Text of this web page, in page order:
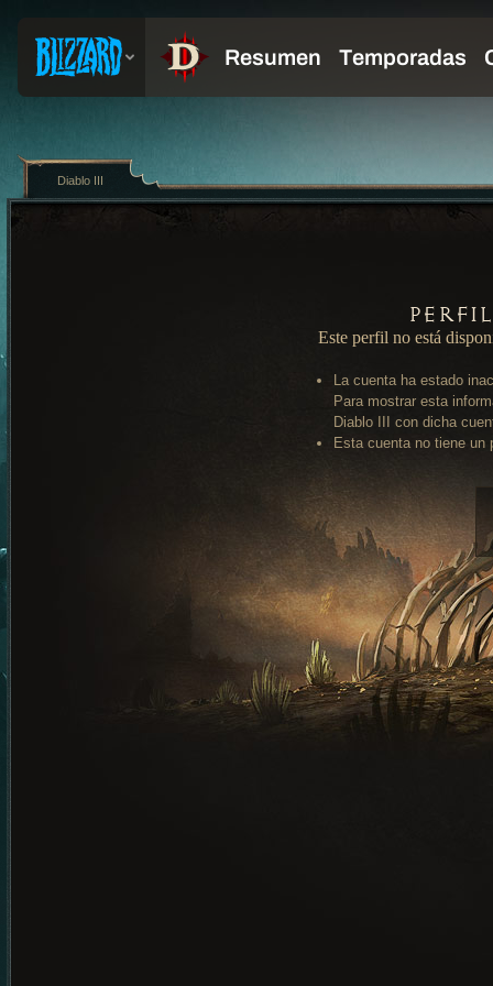
Este perfil no está
La cuenta ha estado
Para mostrar esta
Diablo III con dicha
Esta cuenta no tiene un
Diablo III